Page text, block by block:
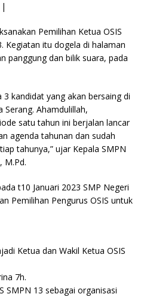
|
Pemilihan Ketua OSIS
Kegiatan itu dogela di halaman
panggung dan bilik suara, pada
3 kandidat yang akan bersaing di
Serang. Ahamdulillah,
satu tahun ini berjalan lancar
agenda tahunan dan sudah
tahunya,” ujar Kepala SMPN
M.Pd.
t10 Januari 2023 SMP Negeri
Pemilihan Pengurus OSIS untuk
Ketua dan Wakil Ketua OSIS
7h.
SMPN 13 sebagai organisasi